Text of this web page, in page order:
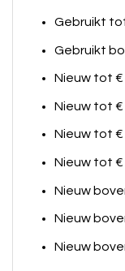
Gebruikt
Gebruikt
Nieuw tot €
Nieuw tot €
Nieuw tot €
Nieuw tot €
Nieuw
Nieuw
Nieuw